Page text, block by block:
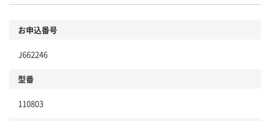
お申込番号
J662246
型番
110803